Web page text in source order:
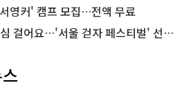
영커' 캠프 모집…전액 무료
어요…'서울 걷자 페스티벌' 선착순 5천명